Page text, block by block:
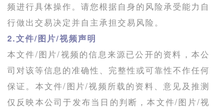
频进行具体操作。请您根据自身的风险承受能力自
行做出交易决定并自主承担交易风险。
2.文件/图片/视频声明
本文件/图片/视频的信息来源已公开的资料，本公
司对该等信息的准确性、完整性或可靠性不作任何
保证。本文件/图片/视频所载的资料、意见及推测
仅反映本公司于发布当日的判断，本文件/图片/视